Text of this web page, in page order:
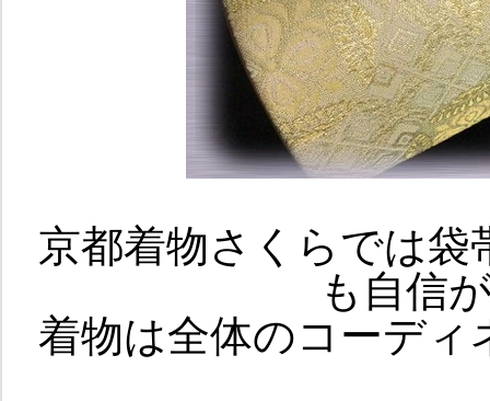
京都着物さくらでは
も自信
着物は全体のコーデ